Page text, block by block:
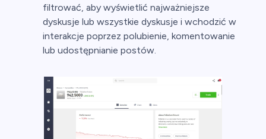
filtrować, aby wyświetlić najważniejsze
dyskusje lub wszystkie dyskusje i wchodzić w
interakcje poprzez polubienie, komentowanie
lub udostępnianie postów.